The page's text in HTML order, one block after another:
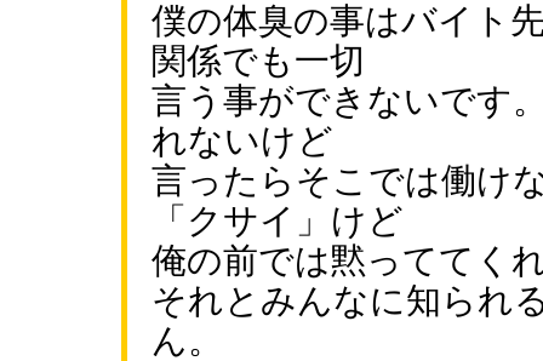
僕の体臭の事はバイト
関係でも一切
言う事ができないです
れないけど
言ったらそこでは働け
「クサイ」けど
俺の前では黙っててく
それとみんなに知られ
ん。